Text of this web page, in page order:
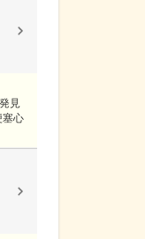
見
塞心